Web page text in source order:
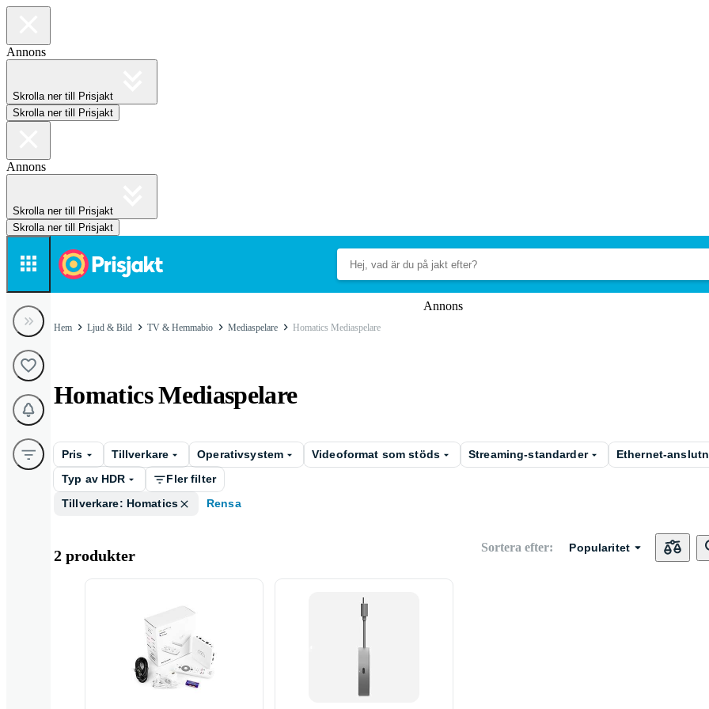
Annons
Skrolla ner till Prisjakt
Skrolla ner till Prisjakt
Annons
Skrolla ner till Prisjakt
Skrolla ner till Prisjakt
Annons
Hem Ljud & Bild TV & Hemmabio Mediaspelare Homatics Mediaspelare
Homatics Mediaspelare
Pris Tillverkare Operativsystem Videoformat som stöds Streaming-standarder
Ethernet-
Typ av HDR
Fler filter
Tillverkare: Homatics
Rensa
2 produkter Sortera efter: Popularitet